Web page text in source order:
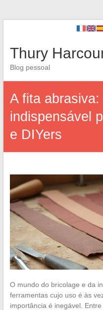
Thury
Blog pessoal
A fita
indispensável
e DIYers
O mundo do bricolage e da
ferramentas cujo uso é às
importância é inegável.